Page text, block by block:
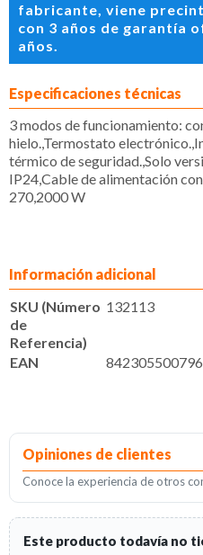
fabricante, viene
con 3 años de garantía
años.
Especificaciones técnicas
3 modos de funcionamiento:
hielo.,Termostato
térmico de seguridad.,Solo
IP24,Cable de alimentación
270,2000 W
Información adicional
SKU (Número
de
Referencia)
132113
EAN
Opiniones de clientes
Conoce la experiencia de otros
Este producto todavía no